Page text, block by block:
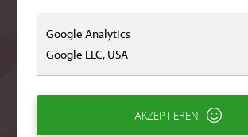
Google Analytics
Google LLC, USA
AKZEPTIEREN